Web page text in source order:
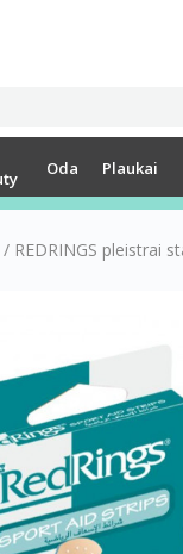
Oda Plaukai
/ REDRINGS pleistrai